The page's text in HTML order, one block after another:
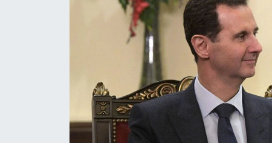
KÜLTÜR-SANAT
MAGAZİN